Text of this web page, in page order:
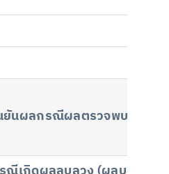
ยันผลกรณีผลตรวจพบความเ